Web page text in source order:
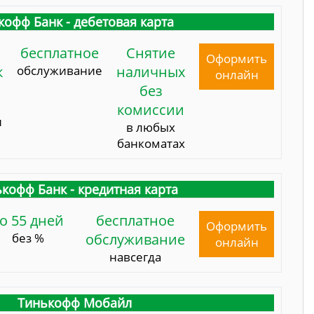
Банк - дебетовая карта
бесплатное
обслуживание
Снятие
наличных
без
комиссии
в любых
банкоматах
Оформить
онлайн
Банк - кредитная карта
55 дней
без %
бесплатное
обслуживание
навсегда
Оформить
онлайн
Тинькофф Мобайл